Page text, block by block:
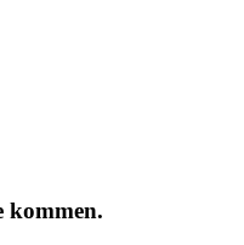
kommen.